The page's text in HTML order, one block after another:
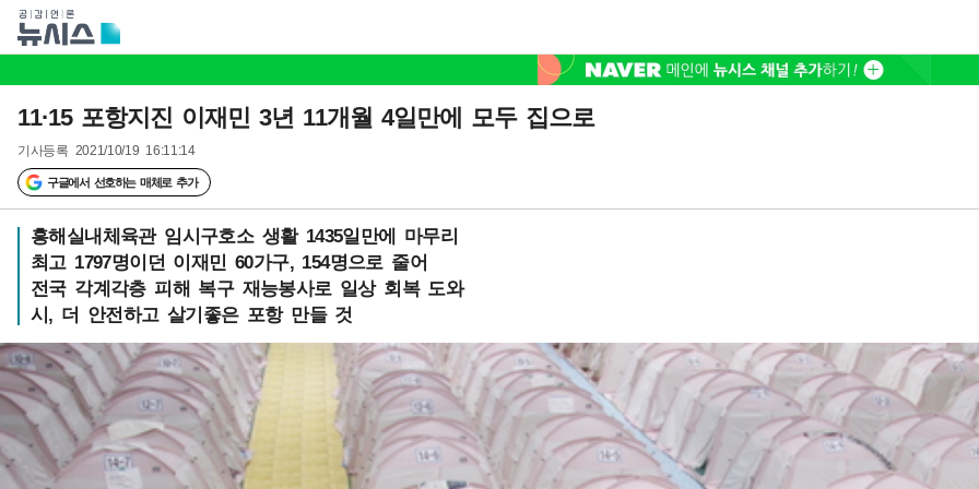
11·15 포항지진 이재민 3년 11개월 4일만에 모두 집으로
기사등록 2021/10/19 16:11:14
구글에서 선호하는 매체로 추가
흥해실내체육관 임시구호소 생활 1435일만에 마무리
최고 1797명이던 이재민 60가구, 154명으로 줄어
전국 각계각층 피해 복구 재능봉사로 일상 회복 도와
시, 더 안전하고 살기좋은 포항 만들 것